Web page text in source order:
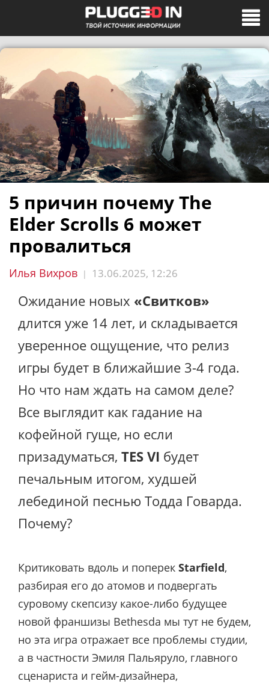
5 причин почему The
Elder Scrolls 6 может
провалиться
Илья Вихров | 13.06.2025, 12:26
Ожидание новых «Свитков»
длится уже 14 лет, и складывается
уверенное ощущение, что релиз
игры будет в ближайшие 3-4 года.
Но что нам ждать на самом деле?
Все выглядит как гадание на
кофейной гуще, но если
призадуматься, TES VI будет
печальным итогом, худшей
лебединой песнью Тодда Говарда.
Почему?
Критиковать вдоль и поперек Starfield,
разбирая его до атомов и подвергать
суровому скепсизу какое-либо будущее
новой франшизы Bethesda мы тут не будем,
но эта игра отражает все проблемы студии,
а в частности Эмиля Пальяруло, главного
сценариста и гейм-дизайнера,